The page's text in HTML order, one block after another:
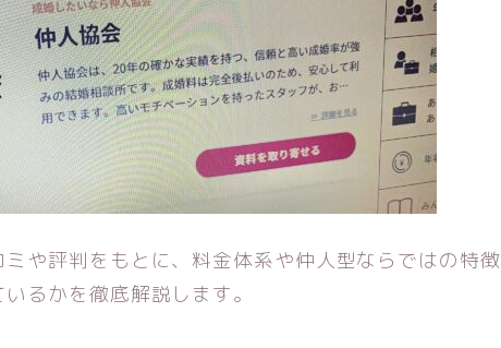
や評判をもとに、料金体系や仲人型ならではの特徴
るかを徹底解説します。